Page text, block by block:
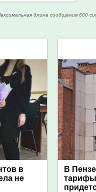
длина сообщения 600
в
не
В
тарифы